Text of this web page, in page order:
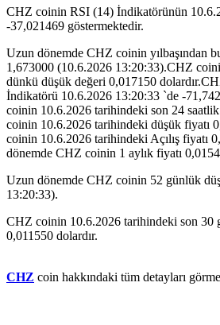
CHZ coinin RSI (14) İndikatörünün
-37,021469 göstermektedir.
Uzun dönemde CHZ coinin yılbaşından
1,673000 (10.6.2026 13:20:33).CHZ
dünkü düşük değeri 0,017150
İndikatörü 10.6.2026 13:20:33 `de -
coinin 10.6.2026 tarihindeki son 24
coinin 10.6.2026 tarihindeki düşük fiyatı
coinin 10.6.2026 tarihindeki Açılış fiyatı
dönemde CHZ coinin 1 aylık fiyatı
Uzun dönemde CHZ coinin 52 günlük
13:20:33).
CHZ coinin 10.6.2026 tarihindeki son 30
0,011550 dolardır.
CHZ coin hakkındaki tüm detayları